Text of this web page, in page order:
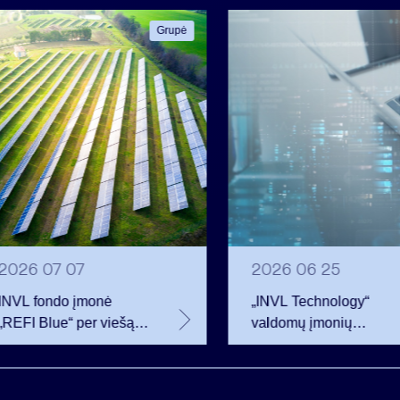
Grupė
07 07
INVL fondo įmonė
Blue“ per viešą
emisiją
12 mln. eurų –
2026 06 25
„INVL Technology“
valdomų įmonių
darbuotojai realizavo
opcionus ir tapo